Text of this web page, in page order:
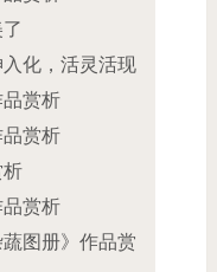
化，活灵活现
赏析
赏析
赏析
图册》作品赏